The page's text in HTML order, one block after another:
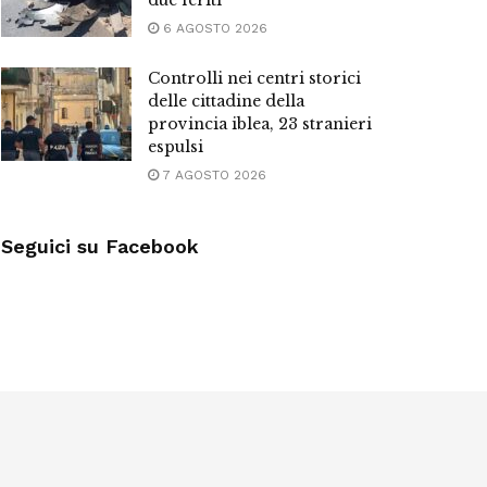
6 AGOSTO 2026
Controlli nei centri storici
delle cittadine della
provincia iblea, 23 stranieri
espulsi
7 AGOSTO 2026
Seguici su Facebook